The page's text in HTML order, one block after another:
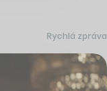
Rychlá zpráva